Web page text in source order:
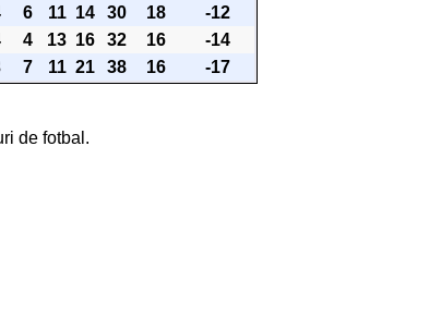
6 11 14 30 18
-12
4 13 16 32 16
-14
7 11 21 38 16 -17
de fotbal.